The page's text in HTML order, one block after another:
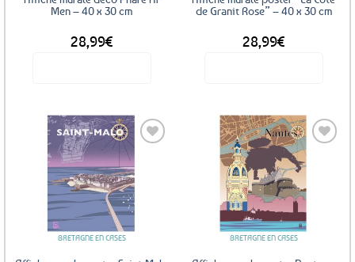
Men – 40 x 30 cm
28,99€
de Granit Rose” – 40 x 30 cm
28,99€
Ajouter
favoris
BRETAGNE EN CASES
favoris
BRETAGNE EN CASES